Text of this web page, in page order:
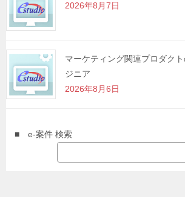
2026年8月7日
マーケティング関連プロダク
ジニア
2026年8月6日
■ e-案件 検索